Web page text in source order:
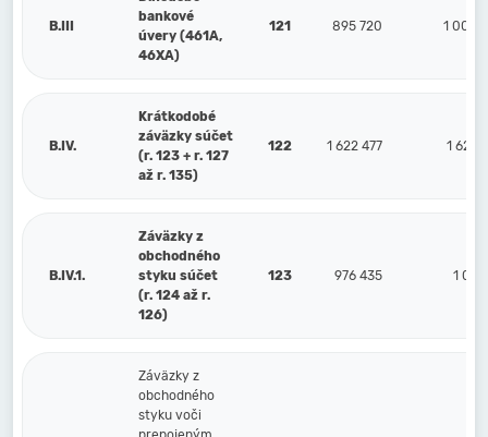
B.III
bankové
úvery (461A,
46XA)
121 895 720 1 000
B.IV.
Krátkodobé
záväzky súčet
(r. 123 + r. 127
až r. 135)
122 1 622 477 1 628
B.IV.1.
Záväzky z
obchodného
styku súčet
(r. 124 až r.
126)
123 976 435 1 015
Záväzky z
obchodného
styku voči